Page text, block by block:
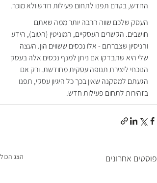
החדש, בטרם תפנו לתחום פעילות חדש ולא מוכר.
העסק שלכם שווה הרבה יותר ממה שאתם
חושבים. הקשרים העסקיים, המוניטין (הטוב), הידע
והניסיון שצברתם - אלו נכסים ששווים הון. העצה
שלי היא שתבדקו אם ניתן למנף נכסים אלה בעסק
הנוכחי ליצירת תנופה עסקית מחודשת. ורק אם
הגעתם למסקנה שאין בכך כל היגיון עסקי, תפנו
בזהירות לתחום פעילות חדש.
פוסטים אחרונים הצג הכול